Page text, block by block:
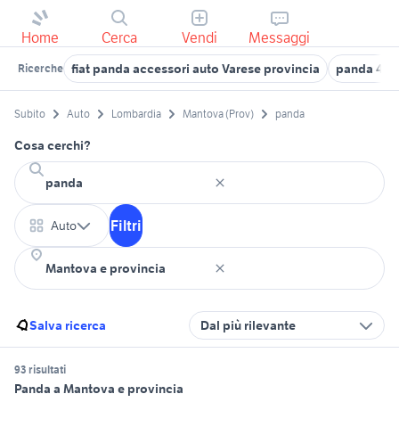
Home Cerca Vendi Messaggi
Ricerche fiat panda accessori auto Varese provincia panda
Subito Auto Lombardia Mantova (Prov) panda
Cosa cerchi?
Auto Filtri
Salva ricerca Dal più rilevante
93 risultati
Panda a Mantova e provincia